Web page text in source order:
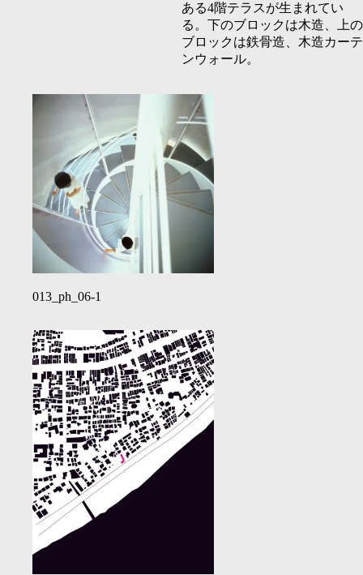
ある4階テラスが生まれてい
る。下のブロックは木造、上の
ブロックは鉄骨造、木造カーテ
ンウォール。
013_ph_06-1